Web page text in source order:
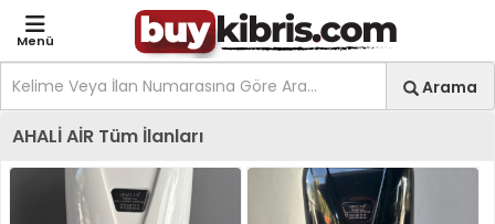
Menü
Ara
Arama
Kıbrıs İlan Platformu |
AHALİ AİR Tüm İlanları